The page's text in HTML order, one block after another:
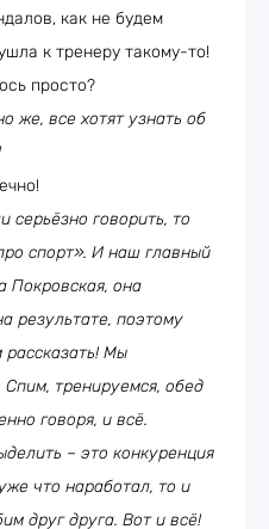
как не будем
к тренеру такому-то!
просто?
же, все хотят узнать об
серьёзно говорить, то
спорт». И наш главный
Покровская, она
результате, поэтому
рассказать! Мы
тренируемся, обед
говоря, и всё.
– это конкуренция
что наработал, то и
друг друга. Вот и всё!